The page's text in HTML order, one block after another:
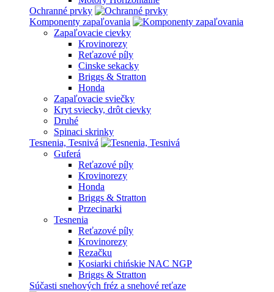
Ochranné prvky
Komponenty zapaľovania
Zapaľovacie cievky
Krovinorezy
Reťazové píly
Cinske sekacky
Briggs & Stratton
Honda
Zapaľovacie sviečky
Kryt sviecky, drôt cievky
Druhé
Spinaci skrinky
Tesnenia, Tesnivá
Guferá
Reťazové píly
Krovinorezy
Honda
Briggs & Stratton
Przecinarki
Tesnenia
Reťazové píly
Krovinorezy
Rezačku
Kosiarki chińskie NAC NGP
Briggs & Stratton
Súčasti snehových fréz a snehové reťaze